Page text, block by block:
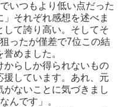
いつもより低い点だった
それぞれ感想を述べま
して誇り高い。そしてそ
ったが僅差で7位この結
めました。
からしか得られないもの
援しています。あれ、元
ないことに気づきまし
んです」。